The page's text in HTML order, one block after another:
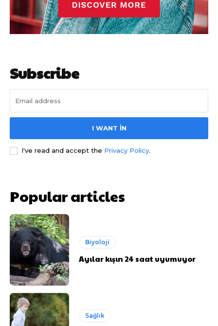
Subscribe
I WANT IN
I've read and accept the Privacy Policy.
Popular articles
Biyoloji
Ayılar kışın 24 saat uyumuyor
Sağlık